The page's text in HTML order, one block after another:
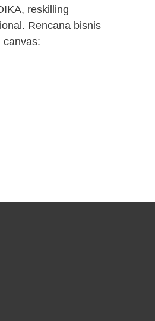
reskilling
Rencana bisnis
canvas: